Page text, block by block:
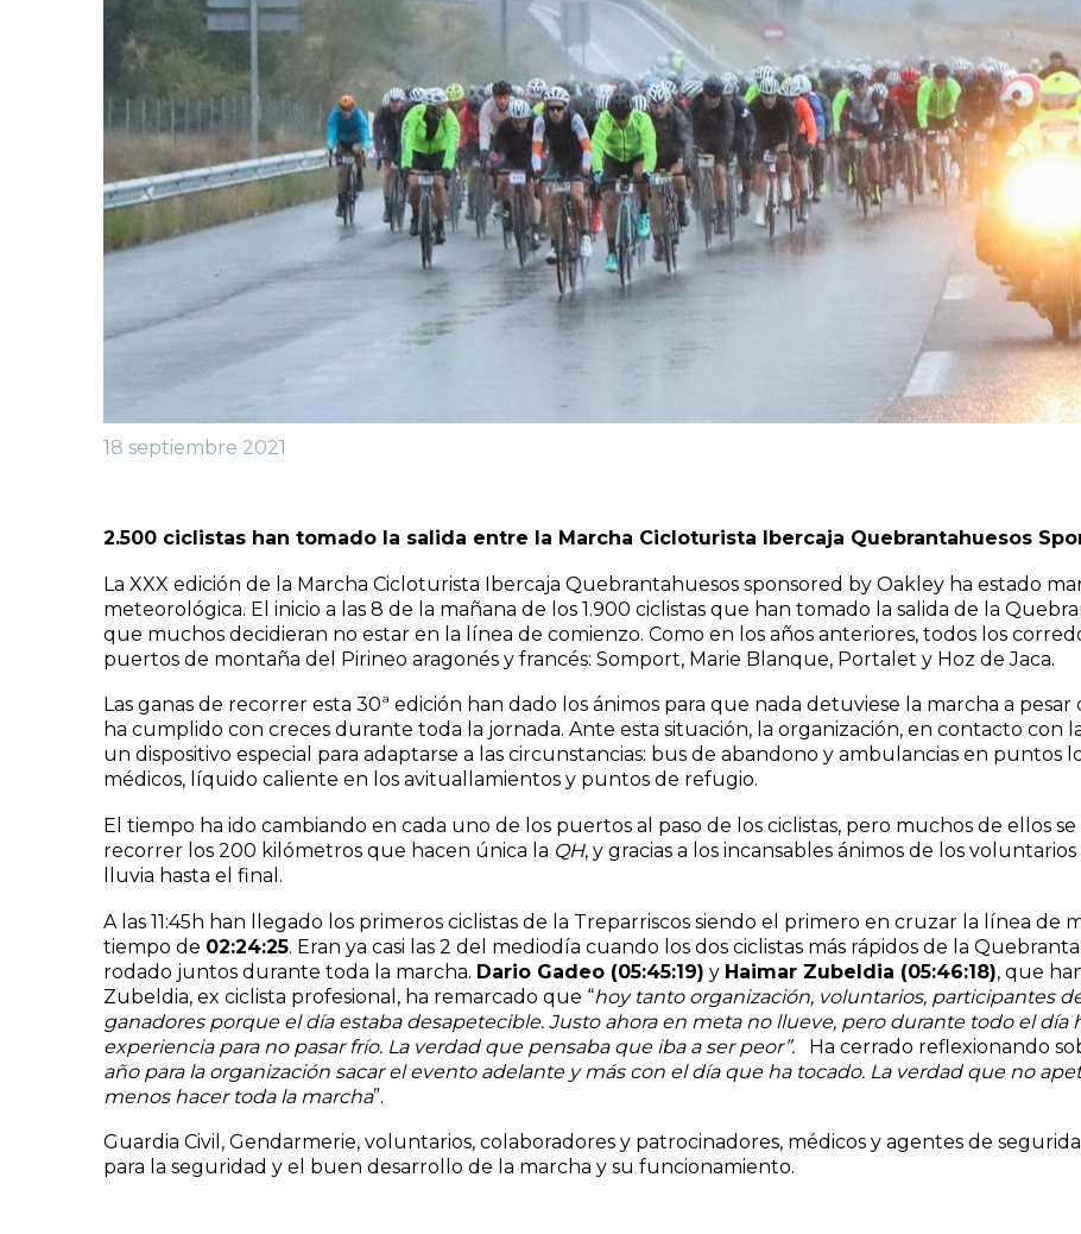
18 septiembre 2021
2.500 ciclistas han tomado la salida entre la Marcha Cicloturista Ibercaja Quebrantahuesos
La XXX edición de la Marcha Cicloturista Ibercaja Quebrantahuesos sponsored by Oakley ha estado
meteorológica. El inicio a las 8 de la mañana de los 1.900 ciclistas que han tomado la salida de la
que muchos decidieran no estar en la línea de comienzo. Como en los años anteriores, todos los
puertos de montaña del Pirineo aragonés y francés: Somport, Marie Blanque, Portalet y Hoz de Jaca.
Las ganas de recorrer esta 30ª edición han dado los ánimos para que nada detuviese la marcha a
ha cumplido con creces durante toda la jornada. Ante esta situación, la organización, en contacto con
un dispositivo especial para adaptarse a las circunstancias: bus de abandono y ambulancias en puntos
médicos, líquido caliente en los avituallamientos y puntos de refugio.
El tiempo ha ido cambiando en cada uno de los puertos al paso de los ciclistas, pero muchos de ellos
recorrer los 200 kilómetros que hacen única la QH, y gracias a los incansables ánimos de los
lluvia hasta el final.
A las 11:45h han llegado los primeros ciclistas de la Treparriscos siendo el primero en cruzar la línea de
tiempo de 02:24:25. Eran ya casi las 2 del mediodía cuando los dos ciclistas más rápidos de la
rodado juntos durante toda la marcha. Dario Gadeo (05:45:19) y Haimar Zubeldia (05:46:18), que
Zubeldia, ex ciclista profesional, ha remarcado que “hoy tanto organización, voluntarios, participantes
ganadores porque el día estaba desapetecible. Justo ahora en meta no llueve, pero durante todo el
experiencia para no pasar frío. La verdad que pensaba que iba a ser peor”. Ha cerrado reflexionando
año para la organización sacar el evento adelante y más con el día que ha tocado. La verdad que no
menos hacer toda la marcha”.
Guardia Civil, Gendarmerie, voluntarios, colaboradores y patrocinadores, médicos y agentes de
para la seguridad y el buen desarrollo de la marcha y su funcionamiento.